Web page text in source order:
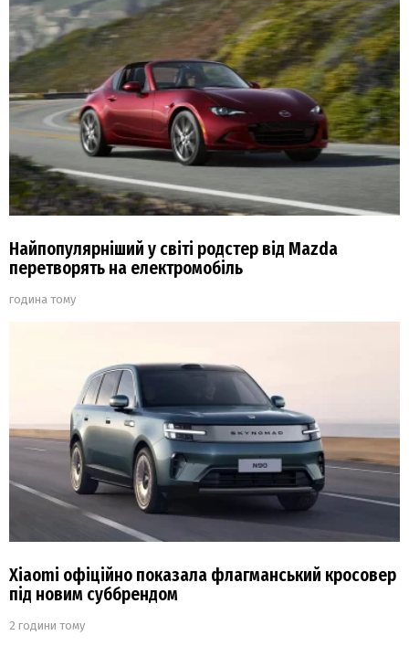
Найпопулярніший у світі родстер від Mazda
перетворять на електромобіль
година тому
Xiaomi офіційно показала флагманський кросовер
під новим суббрендом
2 години тому